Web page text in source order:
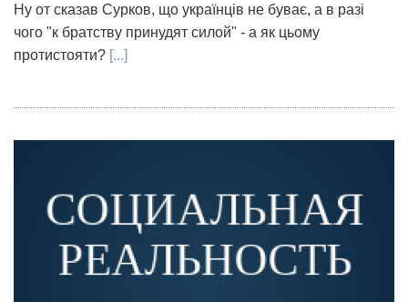
Ну от сказав Сурков, що українців не буває, а в разі
чого "к братству принудят силой" - а як цьому
протистояти? [...]